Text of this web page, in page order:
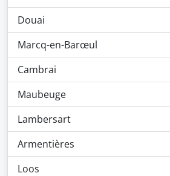
Douai
Marcq-en-Barœul
Cambrai
Maubeuge
Lambersart
Armentières
Loos